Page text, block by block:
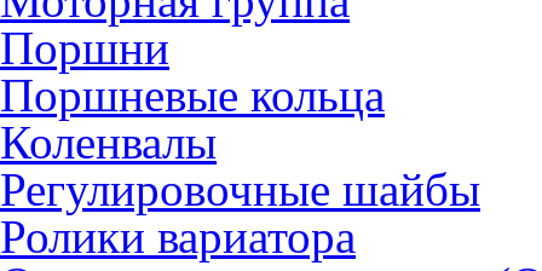
Поршни
Поршневые кольца
Коленвалы
Регулировочные шайбы
Ролики вариатора